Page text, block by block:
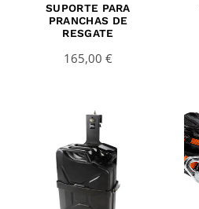
SUPORTE PARA
PRANCHAS DE
RESGATE
165,00 €